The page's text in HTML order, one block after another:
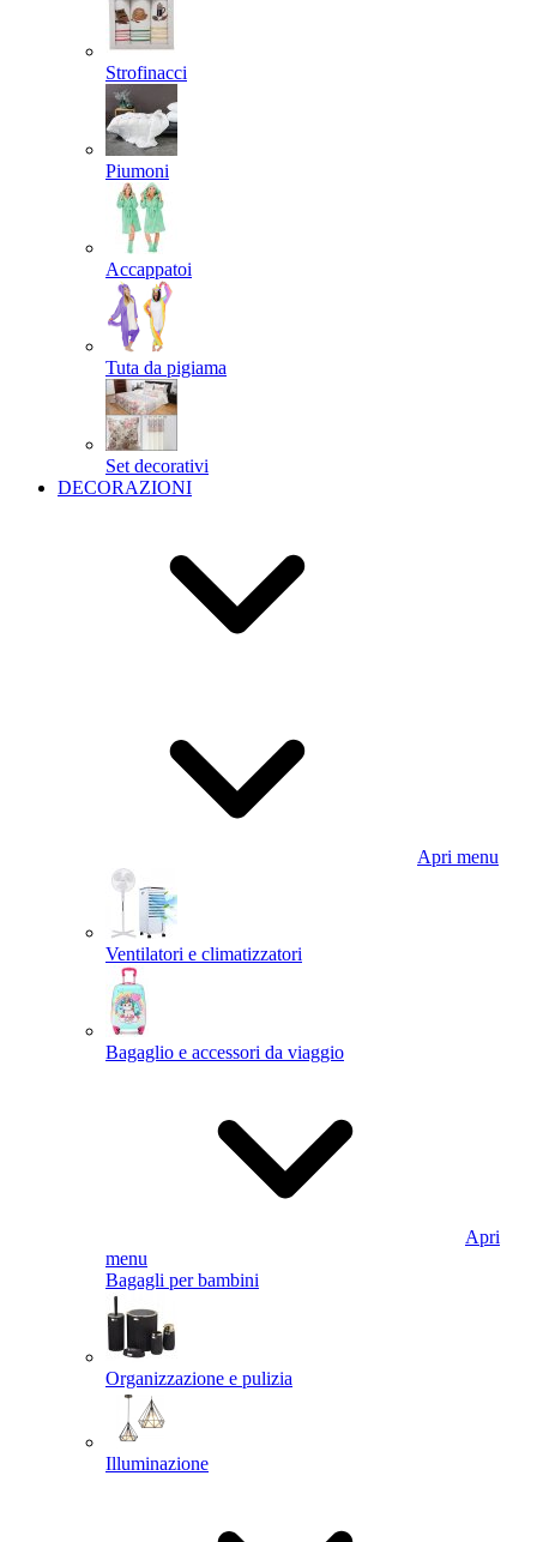
Strofinacci
Piumoni
Accappatoi
Tuta da pigiama
Set decorativi
DECORAZIONI
Apri menu
Ventilatori e climatizzatori
Bagaglio e accessori da viaggio
Apri
menu
Bagagli per bambini
Organizzazione e pulizia
Illuminazione